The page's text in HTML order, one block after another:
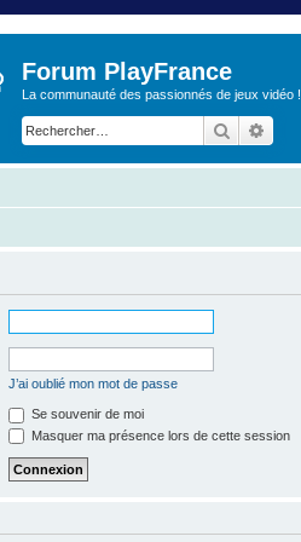
Forum PlayFrance
La communauté des passionnés de jeux vidéo !
J’ai oublié mon mot de passe
Se souvenir de moi
Masquer ma présence lors de cette session